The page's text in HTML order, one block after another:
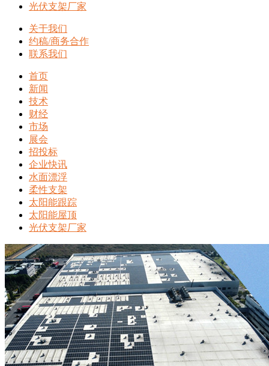
光伏支架厂家
关于我们
约稿/商务合作
联系我们
首页
新闻
技术
财经
市场
展会
招投标
企业快讯
水面漂浮
柔性支架
太阳能跟踪
太阳能屋顶
光伏支架厂家